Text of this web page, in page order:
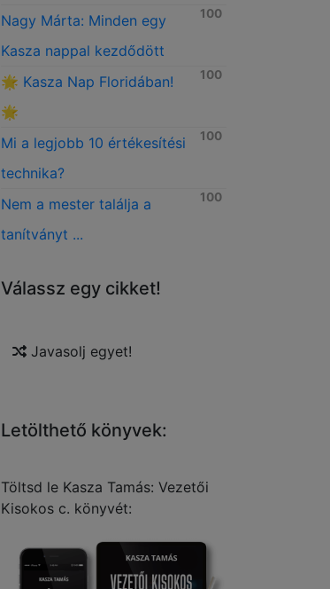
100
Nagy Márta: Minden egy
Kasza nappal kezdődött
100
🌟 Kasza Nap Floridában!
🌟
100
Mi a legjobb 10 értékesítési
technika?
100
Nem a mester találja a
tanítványt ...
Válassz egy cikket!
Javasolj egyet!
Letölthető könyvek:
Töltsd le Kasza Tamás: Vezetői
Kisokos c. könyvét: